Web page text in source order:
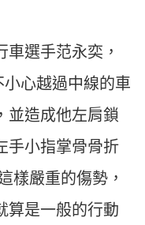
選手范永奕，
心越過中線的車
並造成他左肩鎖
手小指掌骨骨折
樣嚴重的傷勢，
算是一般的行動